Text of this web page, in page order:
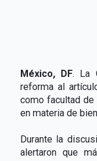
México, DF. La
reforma al
como facultad
en materia de
Durante la
alertaron que